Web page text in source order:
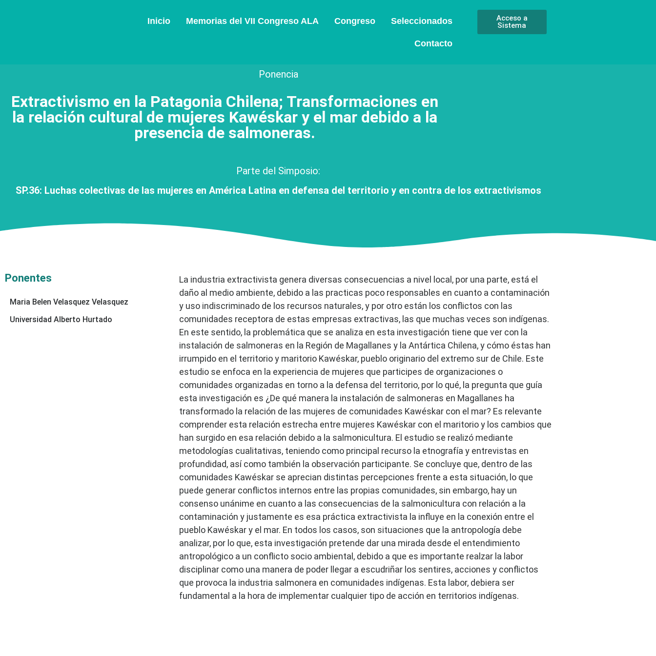
Inicio Memorias del VII Congreso ALA Congreso Seleccionados
Contacto
Acceso a
Sistema
Ponencia
Extractivismo en la Patagonia Chilena; Transformaciones en
la relación cultural de mujeres Kawéskar y el mar debido a la
presencia de salmoneras.
Parte del Simposio:
SP.36: Luchas colectivas de las mujeres en América Latina en defensa del territorio y en contra de los extractivismos
Ponentes
Maria Belen Velasquez Velasquez
Universidad Alberto Hurtado
La industria extractivista genera diversas consecuencias a nivel local, por una parte, está el
daño al medio ambiente, debido a las practicas poco responsables en cuanto a contaminación
y uso indiscriminado de los recursos naturales, y por otro están los conflictos con las
comunidades receptora de estas empresas extractivas, las que muchas veces son indígenas.
En este sentido, la problemática que se analiza en esta investigación tiene que ver con la
instalación de salmoneras en la Región de Magallanes y la Antártica Chilena, y cómo éstas han
irrumpido en el territorio y maritorio Kawéskar, pueblo originario del extremo sur de Chile. Este
estudio se enfoca en la experiencia de mujeres que participes de organizaciones o
comunidades organizadas en torno a la defensa del territorio, por lo qué, la pregunta que guía
esta investigación es ¿De qué manera la instalación de salmoneras en Magallanes ha
transformado la relación de las mujeres de comunidades Kawéskar con el mar? Es relevante
comprender esta relación estrecha entre mujeres Kawéskar con el maritorio y los cambios que
han surgido en esa relación debido a la salmonicultura. El estudio se realizó mediante
metodologías cualitativas, teniendo como principal recurso la etnografía y entrevistas en
profundidad, así como también la observación participante. Se concluye que, dentro de las
comunidades Kawéskar se aprecian distintas percepciones frente a esta situación, lo que
puede generar conflictos internos entre las propias comunidades, sin embargo, hay un
consenso unánime en cuanto a las consecuencias de la salmonicultura con relación a la
contaminación y justamente es esa práctica extractivista la influye en la conexión entre el
pueblo Kawéskar y el mar. En todos los casos, son situaciones que la antropología debe
analizar, por lo que, esta investigación pretende dar una mirada desde el entendimiento
antropológico a un conflicto socio ambiental, debido a que es importante realzar la labor
disciplinar como una manera de poder llegar a escudriñar los sentires, acciones y conflictos
que provoca la industria salmonera en comunidades indígenas. Esta labor, debiera ser
fundamental a la hora de implementar cualquier tipo de acción en territorios indígenas.